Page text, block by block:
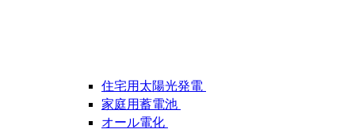
住宅用太陽光発電
家庭用蓄電池
オール電化